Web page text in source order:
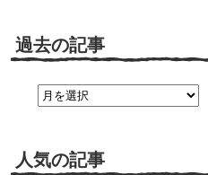
過去の記事
人気の記事